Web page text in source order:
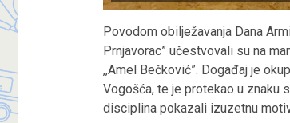
Povodom obilježavanja Dana
Prnjavorac” učestvovali su na
,,Amel Bečković”. Događaj je
Vogošća, te je protekao u znaku
disciplina pokazali izuzetnu